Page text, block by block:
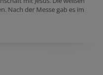
Nach der Messe gab es im